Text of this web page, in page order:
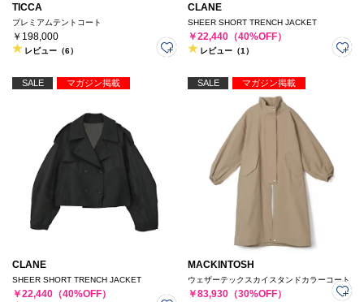
TICCA
プレミアムテントコート
￥198,000
レビュー（6）
CLANE
SHEER SHORT TRENCH JACKET
￥22,440（40%OFF）
レビュー（1）
SALE マガジン掲載
CLANE
SHEER SHORT TRENCH JACKET
￥22,440（40%OFF）
SALE マガジン掲載
MACKINTOSH
ウェザーテックスカイスタンドカラーコート
￥83,930（30%OFF）